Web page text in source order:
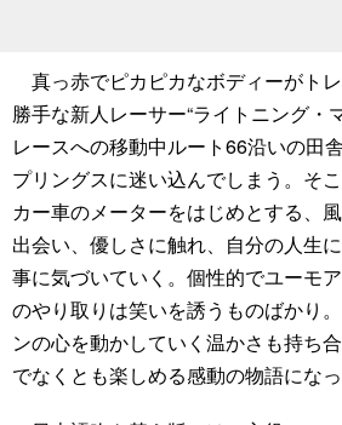
真っ赤でピカピカなボディーがト
勝手な新人レーサー“ライトニング・
レースへの移動中ルート66沿いの田
プリングスに迷い込んでしまう。そ
カー車のメーターをはじめとする、
出会い、優しさに触れ、自分の人生
事に気づいていく。個性的でユーモ
のやり取りは笑いを誘うものばかり
ンの心を動かしていく温かさも持ち
でなくとも楽しめる感動の物語になっ